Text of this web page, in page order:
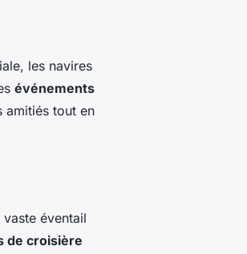
les navires
événements
amitiés tout en
vaste éventail
de croisière